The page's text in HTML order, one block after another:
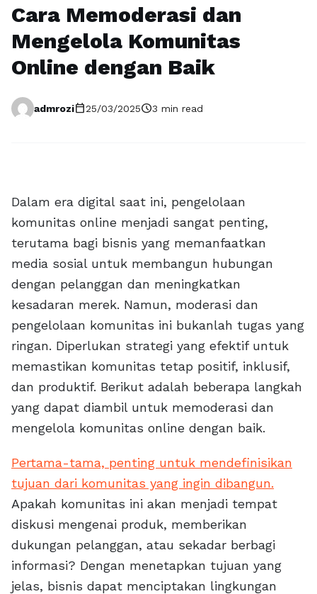
Cara Memoderasi dan
Mengelola Komunitas
Online dengan Baik
admrozicalendar_today25/03/2025schedule3 min read
Dalam era digital saat ini, pengelolaan
komunitas online menjadi sangat penting,
terutama bagi bisnis yang memanfaatkan
media sosial untuk membangun hubungan
dengan pelanggan dan meningkatkan
kesadaran merek. Namun, moderasi dan
pengelolaan komunitas ini bukanlah tugas yang
ringan. Diperlukan strategi yang efektif untuk
memastikan komunitas tetap positif, inklusif,
dan produktif. Berikut adalah beberapa langkah
yang dapat diambil untuk memoderasi dan
mengelola komunitas online dengan baik.
Pertama-tama, penting untuk mendefinisikan
tujuan dari komunitas yang ingin dibangun.
Apakah komunitas ini akan menjadi tempat
diskusi mengenai produk, memberikan
dukungan pelanggan, atau sekadar berbagi
informasi? Dengan menetapkan tujuan yang
jelas, bisnis dapat menciptakan lingkungan